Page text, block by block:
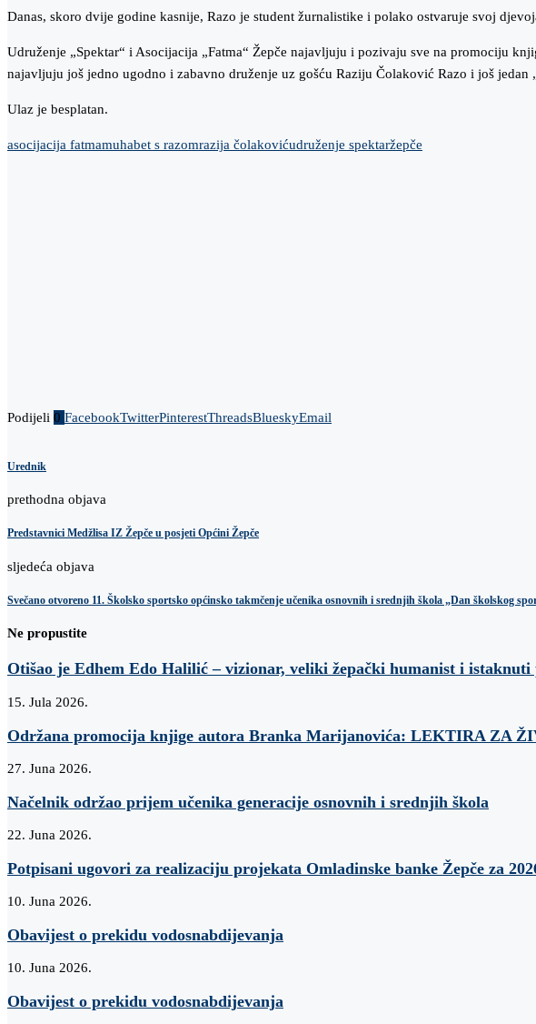
Danas, skoro dvije godine kasnije, Razo je student žurnalistike i polako ostvaruje svoj
Udruženje „Spektar“ i Asocijacija „Fatma“ Žepče najavljuju i pozivaju sve na promociju
najavljuju još jedno ugodno i zabavno druženje uz gošću Raziju Čolaković Razo i još jedan
Ulaz je besplatan.
asocijacija fatmamuhabet s razomrazija čolakovićudruženje spektaržepče
Podijeli 0 FacebookTwitterPinterestThreadsBlueskyEmail
Urednik
prethodna objava
Predstavnici Medžlisa IZ Žepče u posjeti Općini Žepče
sljedeća objava
Svečano otvoreno 11. Školsko sportsko općinsko takmčenje učenika osnovnih i srednjih škola „Dan školskog
Ne propustite
Otišao je Edhem Edo Halilić – vizionar, veliki žepački humanist i istaknuti
15. Jula 2026.
Održana promocija knjige autora Branka Marijanovića: LEKTIRA ZA
27. Juna 2026.
Načelnik održao prijem učenika generacije osnovnih i srednjih škola
22. Juna 2026.
Potpisani ugovori za realizaciju projekata Omladinske banke Žepče za
10. Juna 2026.
Obavijest o prekidu vodosnabdijevanja
10. Juna 2026.
Obavijest o prekidu vodosnabdijevanja